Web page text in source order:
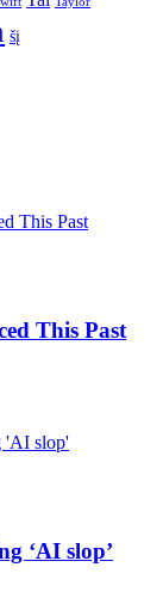
šį
This Past
‘AI slop’